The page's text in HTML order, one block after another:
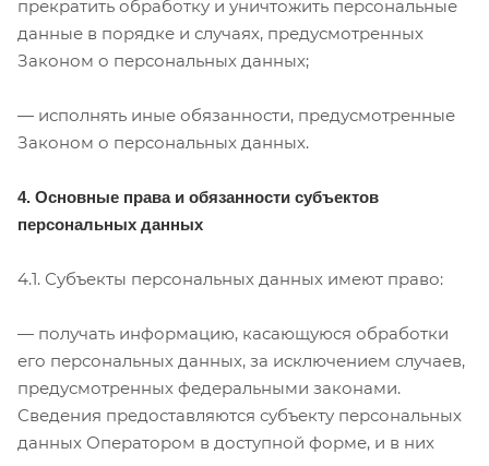
прекратить обработку и уничтожить персональные
данные в порядке и случаях, предусмотренных
Законом о персональных данных;
— исполнять иные обязанности, предусмотренные
Законом о персональных данных.
4. Основные права и обязанности субъектов
персональных данных
4.1. Субъекты персональных данных имеют право:
— получать информацию, касающуюся обработки
его персональных данных, за исключением случаев,
предусмотренных федеральными законами.
Сведения предоставляются субъекту персональных
данных Оператором в доступной форме, и в них